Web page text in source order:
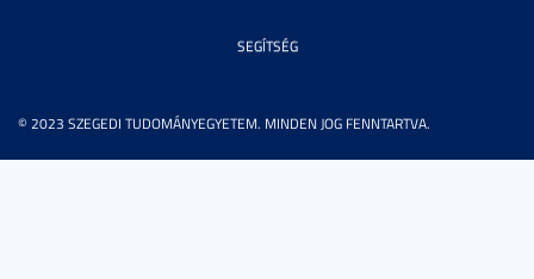
© 2023 SZEGEDI TUDOMÁNYEGYETEM. MINDEN JOG FENNTARTVA.
SEGÍTSÉG